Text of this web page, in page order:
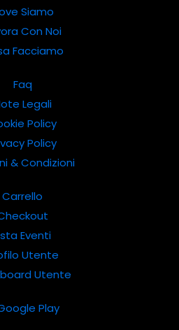
Siamo
Con Noi
Facciamo
Faq
Legali
Policy
Policy
& Condizioni
Carrello
Eventi
Utente
Utente